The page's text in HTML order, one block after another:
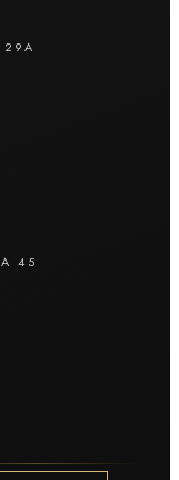
co na co
i boczki bez
45